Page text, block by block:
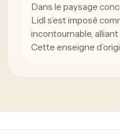
Dans le paysage
Lidl s’est imposé
incontournable,
Cette enseigne